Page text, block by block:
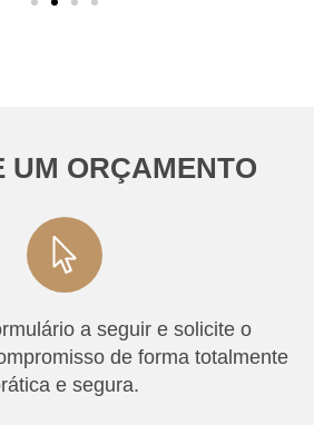
UM ORÇAMENTO
a seguir e solicite o
de forma totalmente
e segura.